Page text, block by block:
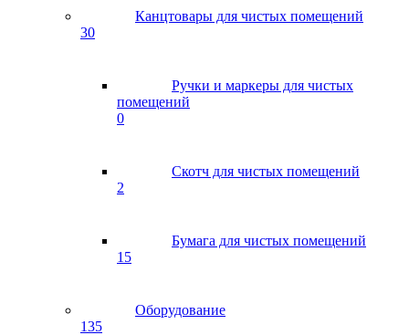
Канцтовары для чистых помещений
30
Ручки и маркеры для чистых
помещений
0
Скотч для чистых помещений
2
Бумага для чистых помещений
15
Оборудование
135